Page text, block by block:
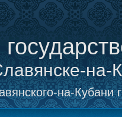
на-
на-Кубани